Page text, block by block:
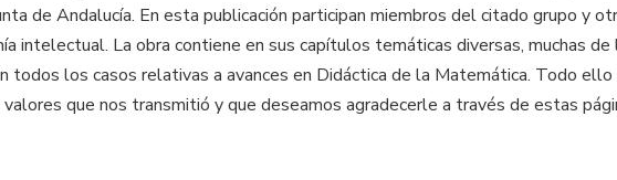
de Andalucía. En esta publicación participan miembros del citado grupo y
intelectual. La obra contiene en sus capítulos temáticas diversas, muchas
todos los casos relativas a avances en Didáctica de la Matemática. Todo ello
que nos transmitió y que deseamos agradecerle a través de estas